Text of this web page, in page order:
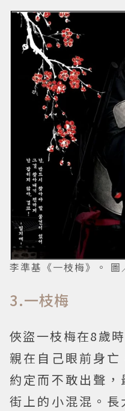
李準基《一枝梅》。 圖
3.一枝梅
俠盜一枝梅在8歲
親在自己眼前身
約定而不敢出聲
街上的小混混。